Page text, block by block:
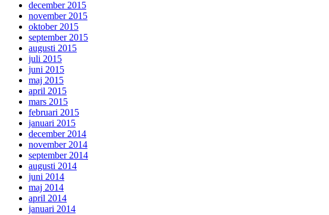
december 2015
november 2015
oktober 2015
september 2015
augusti 2015
juli 2015
juni 2015
maj 2015
april 2015
mars 2015
februari 2015
januari 2015
december 2014
november 2014
september 2014
augusti 2014
juni 2014
maj 2014
april 2014
januari 2014